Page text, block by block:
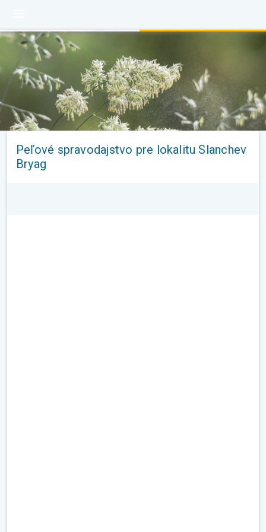
Peľové spravodajstvo pre lokalitu Slanchev
Bryag